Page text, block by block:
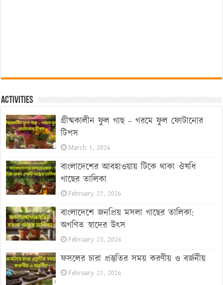
Activities
গ্রীষ্মকালীন ফুল গাছ – গরমে ফুল ফোটানোর
টিপস
March 1, 2026
বাংলাদেশের আবহাওয়ায় টিকে থাকা ঔষধি
গাছের তালিকা
February 27, 2026
বাংলাদেশে জনপ্রিয় মসলা গাছের তালিকা:
অগণিত স্বাদের উৎস
February 23, 2026
ফসলের চারা প্রস্তুতির সময় করণীয় ও বর্জনীয়
February 21, 2026